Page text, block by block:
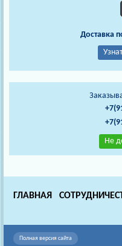
Доставка
Не
ГЛАВНАЯ
Полная версия сайта